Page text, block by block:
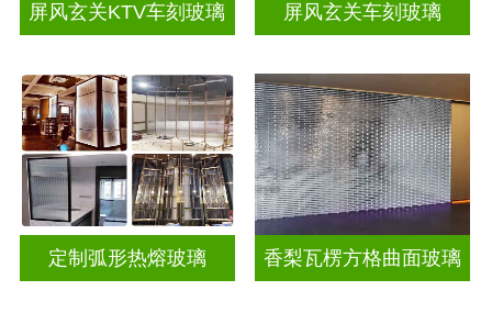
屏风玄关KTV车刻玻璃 屏风玄关车刻玻璃
定制弧形热熔玻璃 香梨瓦楞方格曲面玻璃